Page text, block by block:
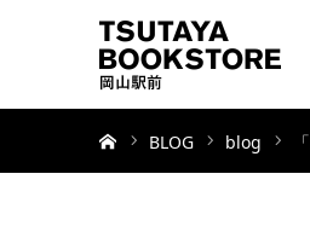
BLOG blog